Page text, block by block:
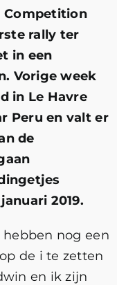
Competition
rally ter
in een
Vorige week
in Le Havre
Peru en valt er
de
2019.
hebben nog een
de i te zetten
en ik zijn